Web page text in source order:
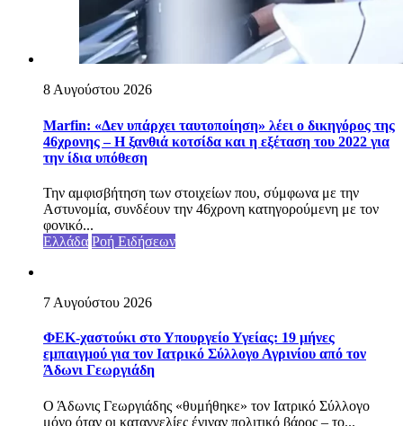
8 Αυγούστου 2026
Marfin: «Δεν υπάρχει ταυτοποίηση» λέει ο δικηγόρος της
46χρονης – Η ξανθιά κοτσίδα και η εξέταση του 2022 για
την ίδια υπόθεση
Την αμφισβήτηση των στοιχείων που, σύμφωνα με την
Αστυνομία, συνδέουν την 46χρονη κατηγορούμενη με τoν
φονικό...
Ελλάδα Ροή Ειδήσεων
7 Αυγούστου 2026
ΦΕΚ-χαστούκι στο Υπουργείο Υγείας: 19 μήνες
εμπαιγμού για τον Ιατρικό Σύλλογο Αγρινίου από τον
Άδωνι Γεωργιάδη
Ο Άδωνις Γεωργιάδης «θυμήθηκε» τον Ιατρικό Σύλλογο
μόνο όταν οι καταγγελίες έγιναν πολιτικό βάρος – το...